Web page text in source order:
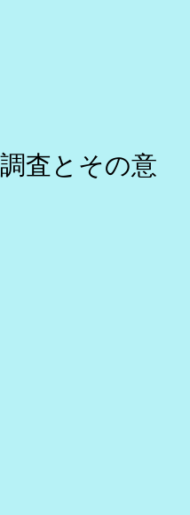
査とその意